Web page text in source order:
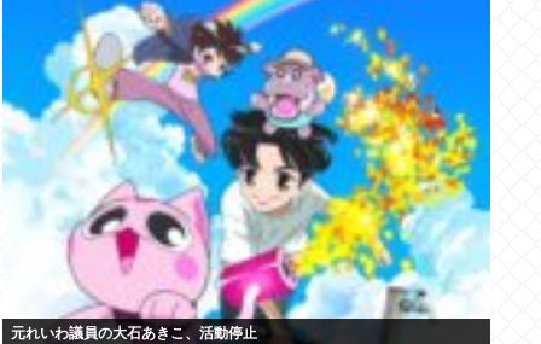
元れいわ議員の大石あきこ、活動停止